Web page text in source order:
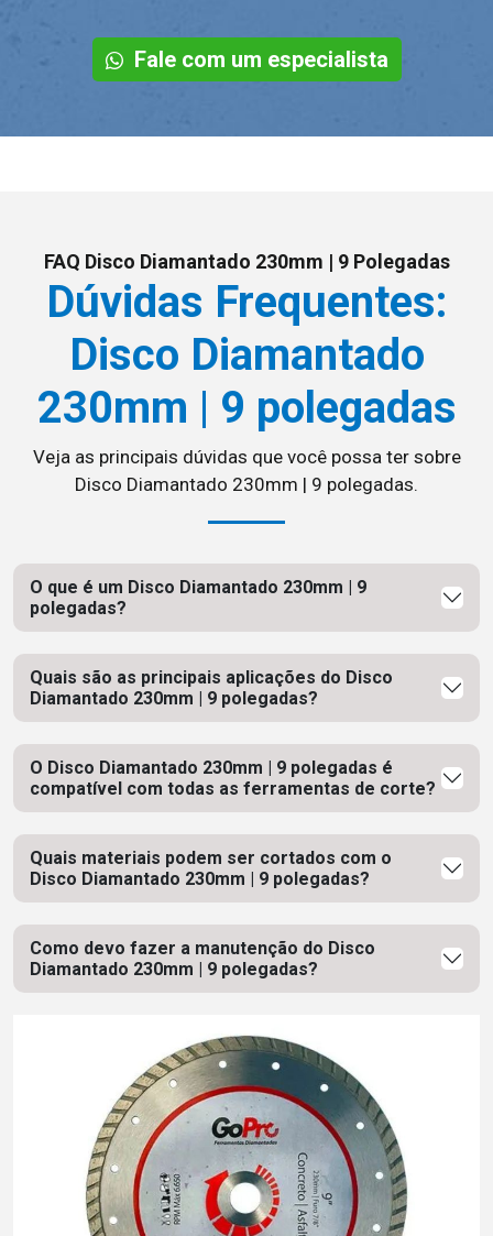
Fale com um especialista
FAQ Disco Diamantado 230mm | 9 Polegadas
Dúvidas Frequentes:
Disco Diamantado
230mm | 9 polegadas
Veja as principais dúvidas que você possa ter sobre
Disco Diamantado 230mm | 9 polegadas.
O que é um Disco Diamantado 230mm | 9
polegadas?
Quais são as principais aplicações do Disco
Diamantado 230mm | 9 polegadas?
O Disco Diamantado 230mm | 9 polegadas é
compatível com todas as ferramentas de corte?
Quais materiais podem ser cortados com o
Disco Diamantado 230mm | 9 polegadas?
Como devo fazer a manutenção do Disco
Diamantado 230mm | 9 polegadas?